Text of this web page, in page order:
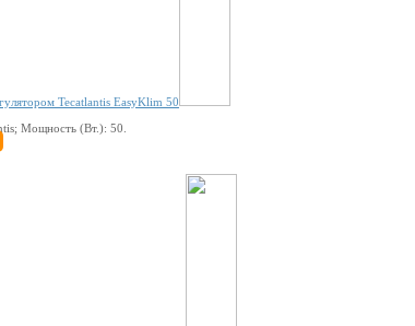
Tecatlantis EasyKlim 50
; Мощность (Вт.): 50